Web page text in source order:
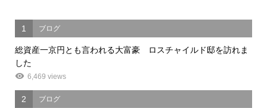
1 ブログ
総資産一京円とも言われる大富豪 ロスチャイルド邸を訪れま
した
6,469 views
2 ブログ